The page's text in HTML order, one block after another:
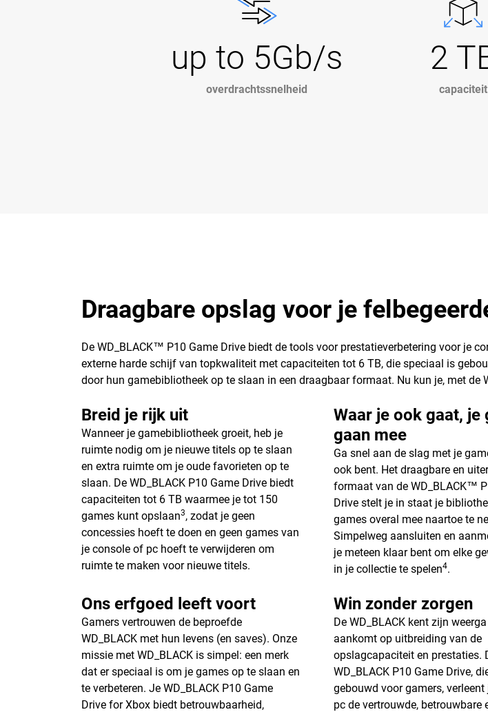
up to 5Gb/s
overdrachtssnelheid
2
capaciteit
Draagbare opslag voor je
De WD_BLACK™ P10 Game Drive biedt de tools voor prestatieverbetering voor je
externe harde schijf van topkwaliteit met capaciteiten tot 6 TB, die speciaal is
door hun gamebibliotheek op te slaan in een draagbaar formaat. Nu kun je, met
Breid je rijk uit
Wanneer je gamebibliotheek groeit, heb je
ruimte nodig om je nieuwe titels op te slaan
en extra ruimte om je oude favorieten op te
slaan. De WD_BLACK P10 Game Drive biedt
capaciteiten tot 6 TB waarmee je tot 150
games kunt opslaan3, zodat je geen
concessies hoeft te doen en geen games van
je console of pc hoeft te verwijderen om
ruimte te maken voor nieuwe titels.
Waar je ook gaat, je
gaan mee
Ga snel aan de slag met je
ook bent. Het draagbare en
formaat van de WD_BLACK™
Drive stelt je in staat je
games overal mee naartoe te
Simpelweg aansluiten en
je meteen klaar bent om elke
in je collectie te spelen4.
Ons erfgoed leeft voort
Gamers vertrouwen de beproefde
WD_BLACK met hun levens (en saves). Onze
missie met WD_BLACK is simpel: een merk
dat er speciaal is om je games op te slaan en
te verbeteren. Je WD_BLACK P10 Game
Drive for Xbox biedt betrouwbaarheid,
Win zonder zorgen
De WD_BLACK kent zijn
aankomt op uitbreiding van de
opslagcapaciteit en prestaties.
WD_BLACK P10 Game Drive,
gebouwd voor gamers,
pc de vertrouwde, betrouwbare